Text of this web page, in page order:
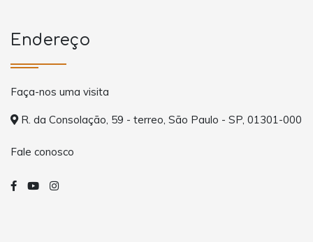
Endereço
Faça-nos uma visita
R. da Consolação, 59 - terreo, São Paulo - SP, 01301-000
Fale conosco